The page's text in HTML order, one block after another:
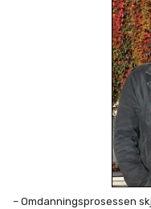
– Omdanningsprosessen